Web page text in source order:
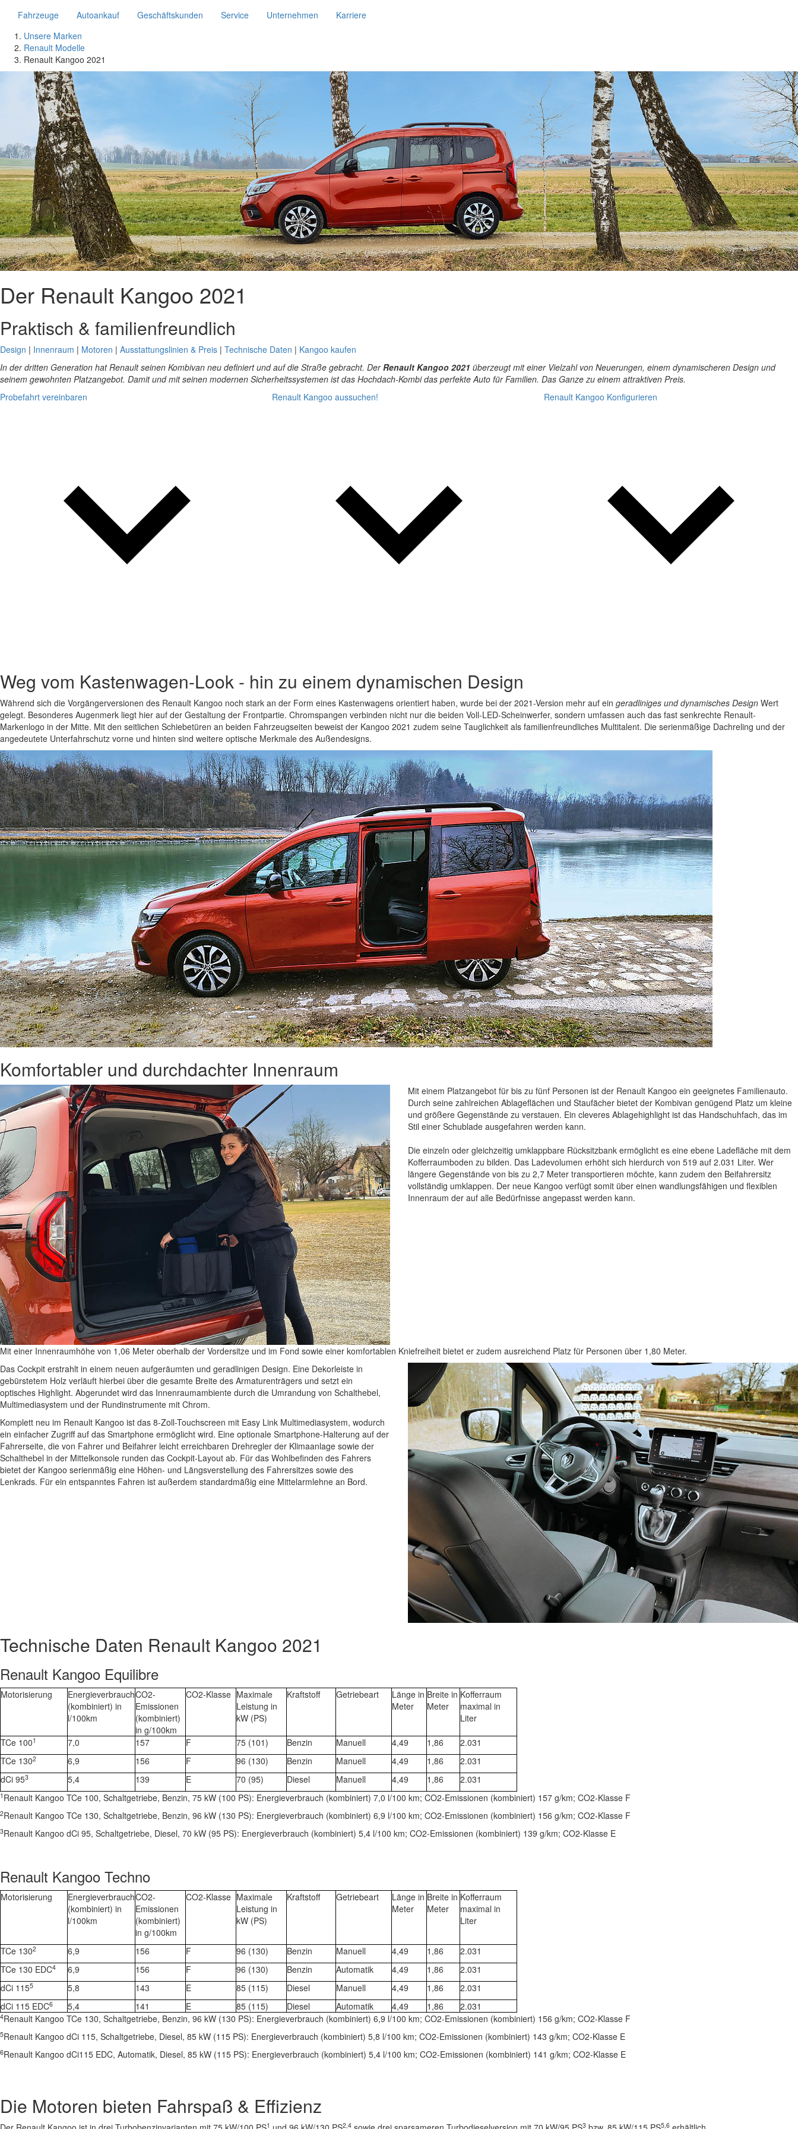
Fahrzeuge Autoankauf Geschäftskunden Service Unternehmen
Karriere
Unsere Marken
Renault Modelle
Renault Kangoo 2021
Der Renault Kangoo 2021
Praktisch & familienfreundlich
Design | Innenraum | Motoren | Ausstattungslinien & Preis | Technische Daten | Kangoo kaufen
In der dritten Generation hat Renault seinen Kombivan neu definiert und auf die Straße gebracht. DerRenault Kangoo 2021 überzeugt mit einer Vielzahl von Neuerungen, einem dynamischeren Design und
seinem gewohnten Platzangebot. Damit und mit seinen modernen Sicherheitssystemen ist das Hochdach-Kombi das perfekte Auto für Familien. Das Ganze zu einem attraktiven Preis.
Pro­be­fahrt ver­ein­ba­ren
Re­nault Kan­goo aus­su­chen! Re­nault Kan­goo Kon­fi­gu­rie­ren
Weg vom Kastenwagen-Look - hin zu einem dynamischen Design
Während sich die Vorgängerversionen des Renault Kangoo noch stark an der Form eines Kastenwagens orientiert haben, wurde bei der 2021-Version mehr auf ein geradliniges und dynamisches Design Wert
gelegt. Besonderes Augenmerk liegt hier auf der Gestaltung der Frontpartie. Chromspangen verbinden nicht nur die beiden Voll-LED-Scheinwerfer, sondern umfassen auch das fast senkrechte Renault-
Markenlogo in der Mitte. Mit den seitlichen Schiebetüren an beiden Fahrzeugseiten beweist der Kangoo 2021 zudem seine Tauglichkeit als familienfreundliches Multitalent. Die serienmäßige Dachreling und der
angedeutete Unterfahrschutz vorne und hinten sind weitere optische Merkmale des Außendesigns.
Komfortabler und durchdachter Innenraum
Mit einem Platzangebot für bis zu fünf Personen ist der Renault Kangoo ein geeignetes Familienauto.
Durch seine zahlreichen Ablageflächen und Staufächer bietet der Kombivan genügend Platz um kleine
und größere Gegenstände zu verstauen. Ein cleveres Ablagehighlight ist das Handschuhfach, das im
Stil einer Schublade ausgefahren werden kann.
Die einzeln oder gleichzeitig umklappbare Rücksitzbank ermöglicht es eine ebene Ladefläche mit dem
Kofferraumboden zu bilden. Das Ladevolumen erhöht sich hierdurch von 519 auf 2.031 Liter. Wer
längere Gegenstände von bis zu 2,7 Meter transportieren möchte, kann zudem den Beifahrersitz
vollständig umklappen. Der neue Kangoo verfügt somit über einen wandlungsfähigen und flexiblen
Innenraum der auf alle Bedürfnisse angepasst werden kann.
Mit einer Innenraumhöhe von 1,06 Meter oberhalb der Vordersitze und im Fond sowie einer komfortablen Kniefreiheit bietet er zudem ausreichend Platz für Personen über 1,80 Meter.
Das Cockpit erstrahlt in einem neuen aufgeräumten und geradlinigen Design. Eine Dekorleiste in
gebürstetem Holz verläuft hierbei über die gesamte Breite des Armaturenträgers und setzt ein
optisches Highlight. Abgerundet wird das Innenraumambiente durch die Umrandung von Schalthebel,
Multimediasystem und der Rundinstrumente mit Chrom.
Komplett neu im Renault Kangoo ist das 8-Zoll-Touchscreen mit Easy Link Multimediasystem, wodurch
ein einfacher Zugriff auf das Smartphone ermöglicht wird. Eine optionale Smartphone-Halterung auf der
Fahrerseite, die von Fahrer und Beifahrer leicht erreichbaren Drehregler der Klimaanlage sowie der
Schalthebel in der Mittelkonsole runden das Cockpit-Layout ab. Für das Wohlbefinden des Fahrers
bietet der Kangoo serienmäßig eine Höhen- und Längsverstellung des Fahrersitzes sowie des
Lenkrads. Für ein entspanntes Fahren ist außerdem standardmäßig eine Mittelarmlehne an Bord.
Technische Daten Renault Kangoo 2021
Renault Kangoo Equilibre
Motorisierung
Energieverbrauch
(kombiniert) in
l/100km
CO2-
Emissionen
(kombiniert)
in g/100km
CO2-Klasse Maximale
Leistung in
kW (PS)
Kraftstoff Getriebeart
Länge in
Meter
Breite in
Meter
Kofferraum
maximal in
Liter
TCe 1001 7,0 157 F 75 (101) Benzin Manuell 4,49 1,86
2.031
TCe 1302 6,9 156 F 96 (130) Benzin Manuell 4,49 1,86
2.031
dCi 953 5,4 139 E 70 (95) Diesel Manuell 4,49 1,86 2.031
1 Renault Kangoo TCe 100, Schaltgetriebe, Benzin, 75 kW (100 PS): Energieverbrauch (kombiniert) 7,0 l/100 km; CO2-Emissionen (kombiniert) 157 g/km; CO2-Klasse F
2Renault Kangoo TCe 130, Schaltgetriebe, Benzin, 96 kW (130 PS): Energieverbrauch (kombiniert) 6,9 l/100 km; CO2-Emissionen (kombiniert) 156 g/km; CO2-Klasse F
3Renault Kangoo dCi 95, Schaltgetriebe, Diesel, 70 kW (95 PS): Energieverbrauch (kombiniert) 5,4 l/100 km; CO2-Emissionen (kombiniert) 139 g/km; CO2-Klasse E
Renault Kangoo Techno
Motorisierung
Energieverbrauch
(kombiniert) in
l/100km
CO2-
Emissionen
(kombiniert)
in g/100km
CO2-Klasse Maximale
Leistung in
kW (PS)
Kraftstoff Getriebeart
Länge in
Meter
Breite in
Meter
Kofferraum
maximal in
Liter
TCe 1302 6,9 156 F 96 (130) Benzin Manuell 4,49 1,86
2.031
TCe 130 EDC4 6,9 156 F 96 (130) Benzin Automatik 4,49 1,86
2.031
dCi 1155 5,8 143 E 85 (115) Diesel Manuell 4,49 1,86
2.031
dCi 115 EDC6 5,4 141 E 85 (115) Diesel Automatik 4,49 1,86 2.031
4Renault Kangoo TCe 130, Schaltgetriebe, Benzin, 96 kW (130 PS): Energieverbrauch (kombiniert) 6,9 l/100 km; CO2-Emissionen (kombiniert) 156 g/km; CO2-Klasse F
5Renault Kangoo dCi 115, Schaltgetriebe, Diesel, 85 kW (115 PS): Energieverbrauch (kombiniert) 5,8 l/100 km; CO2-Emissionen (kombiniert) 143 g/km; CO2-Klasse E
6Renault Kangoo dCi115 EDC, Automatik, Diesel, 85 kW (115 PS): Energieverbrauch (kombiniert) 5,4 l/100 km; CO2-Emissionen (kombiniert) 141 g/km; CO2-Klasse E
Die Motoren bieten Fahrspaß & Effizienz
1 2,4 3 5,6